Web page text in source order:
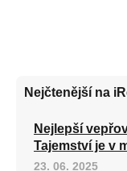
Nejčtenější na
Nejlepší
Tajemství je v
23. 06. 2025